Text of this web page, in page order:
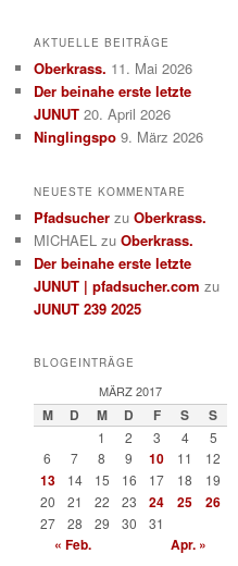
AKTUELLE BEITRÄGE
Oberkrass. 11. Mai 2026
Der beinahe erste letzte
JUNUT 20. April 2026
Ninglingspo 9. März 2026
NEUESTE KOMMENTARE
Pfadsucher zu Oberkrass.
MICHAEL zu Oberkrass.
Der beinahe erste letzte
JUNUT | pfadsucher.com zu
JUNUT 239 2025
BLOGEINTRÄGE
MÄRZ 2017
M D M D F S S
1 2 3 4
5
6
7 8 9 10 11 12
13 14 15 16 17 18
19
20
21 22 23 24 25 26
27 28 29 30 31
« Feb. Apr. »